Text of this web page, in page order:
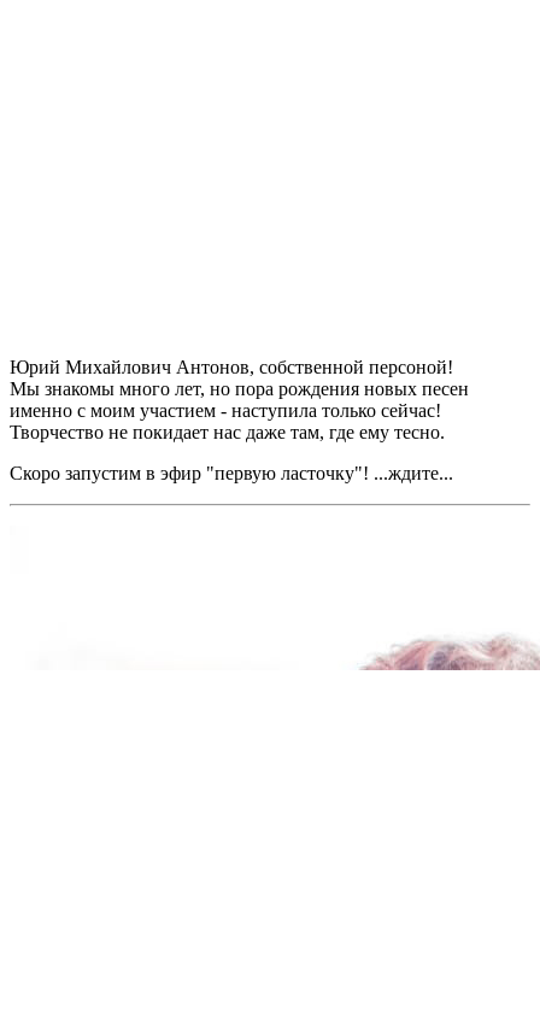
Юрий Михайлович Антонов, собственной персоной!
Мы знакомы​ много лет, но пора​ рождения новых​ песен
именно с моим участием​ -​ наступила только сейчас!​
Творчество не покидает нас даже там, где ему тесно.
Скоро запустим в эфир "первую ласточку"! ...ждите...